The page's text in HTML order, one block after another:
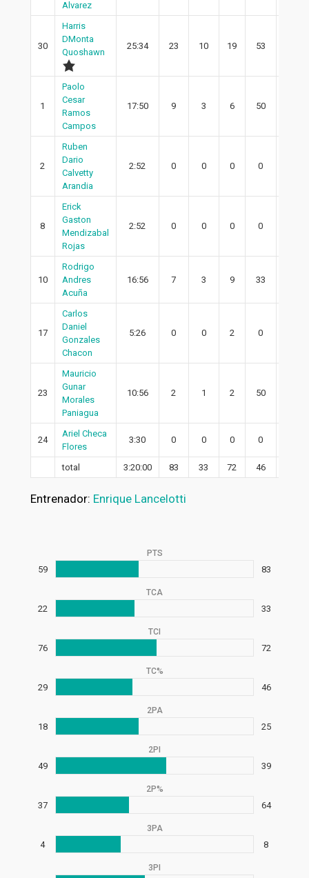
Alvarez
30
Harris
DMonta
Quoshawn
25:34 23 10 19 53
1
Paolo
Cesar
Ramos
Campos
17:50 9 3 6 50
2
Ruben
Dario
Calvetty
Arandia
2:52 0 0 0 0
8
Erick
Gaston
Mendizabal
Rojas
2:52 0 0 0 0
10
Rodrigo
Andres
Acuña
16:56 7 3 9 33
17
Carlos
Daniel
Gonzales
Chacon
5:26 0 0 2 0
23
Mauricio
Gunar
Morales
Paniagua
10:56 2 1 2 50
24
Ariel Checa
Flores
3:30 0 0 0 0
total 3:20:00 83 33 72 46
Entrenador: Enrique Lancelotti
PTS
59 83
TCA
22 33
TCI
76 72
TC%
29 46
2PA
18 25
2PI
49 39
2P%
37 64
3PA
4 8
3PI